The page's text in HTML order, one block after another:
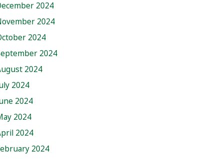
2024
2024
2024
2024
2024
2024
2024
2024
2024
2024